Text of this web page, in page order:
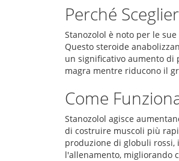
Perché
Stanozolol è noto per le
Questo steroide
un significativo aumento di
magra mentre riducono il
Come
Stanozolol agisce
di costruire muscoli più
produzione di globuli rossi,
l'allenamento, migliorando